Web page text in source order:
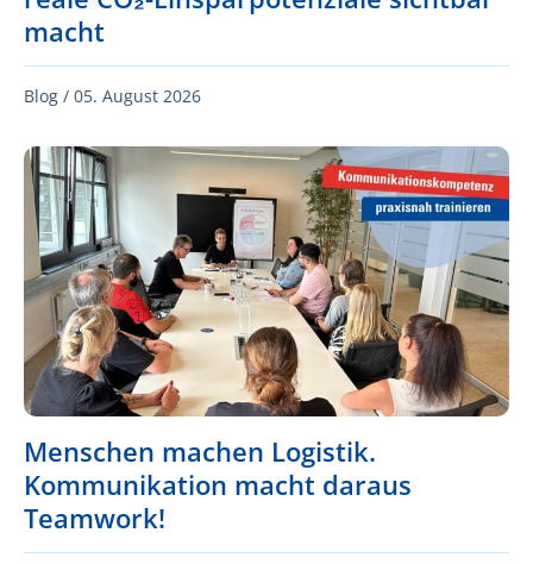
macht
Blog / 05. August 2026
Menschen machen Logistik.
Kommunikation macht daraus
Teamwork!